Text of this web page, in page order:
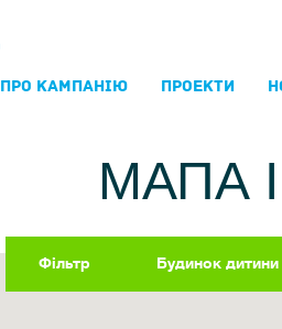
ПРО КАМПАНIЮ ПРОЕКТИ
МАПА
Фільтр Будинок дитини